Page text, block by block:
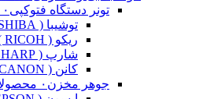
تونر دستگاه فتوکپی ۰ محصولات
توشیبا ( TOSHIBA )
ریکو ( RICOH )
شارپ ( SHARP )
کانن ( CANON )
جوهر مخزن ۰ محصولات